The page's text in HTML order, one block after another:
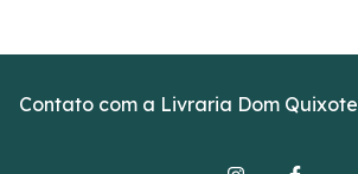
Contato com a Livraria Dom Quixote